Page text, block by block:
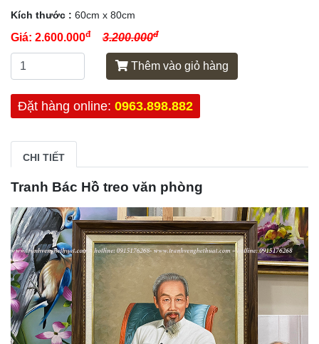
Kích thước : 60cm x 80cm
Giá: 2.600.000đ 3.200.000đ
Thêm vào giỏ hàng
Đặt hàng online: 0963.898.882
CHI TIẾT
Tranh Bác Hồ treo văn phòng